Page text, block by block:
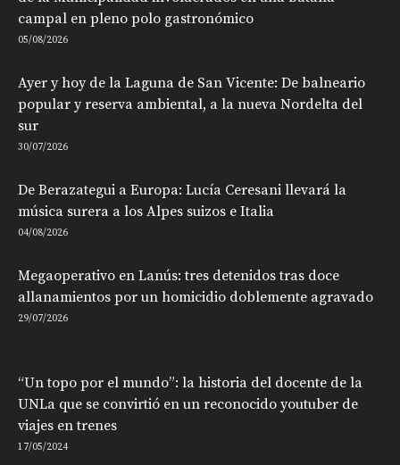
campal en pleno polo gastronómico
05/08/2026
Ayer y hoy de la Laguna de San Vicente: De balneario
popular y reserva ambiental, a la nueva Nordelta del
sur
30/07/2026
De Berazategui a Europa: Lucía Ceresani llevará la
música surera a los Alpes suizos e Italia
04/08/2026
Megaoperativo en Lanús: tres detenidos tras doce
allanamientos por un homicidio doblemente agravado
29/07/2026
“Un topo por el mundo”: la historia del docente de la
UNLa que se convirtió en un reconocido youtuber de
viajes en trenes
17/05/2024